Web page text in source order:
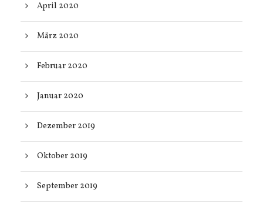
April 2020
März 2020
Februar 2020
Januar 2020
Dezember 2019
Oktober 2019
September 2019